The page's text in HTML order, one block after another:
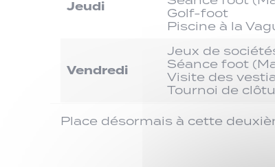
Jeudi
Golf-foot
Piscine à la
Vendredi
Jeux de
Séance foot
Visite des
Tournoi de
Place désormais à cette